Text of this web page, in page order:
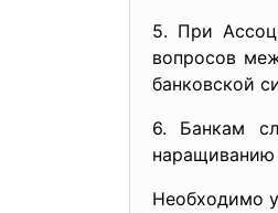
5. При
вопросов
банковской
6. Банкам
наращиванию
Необходимо